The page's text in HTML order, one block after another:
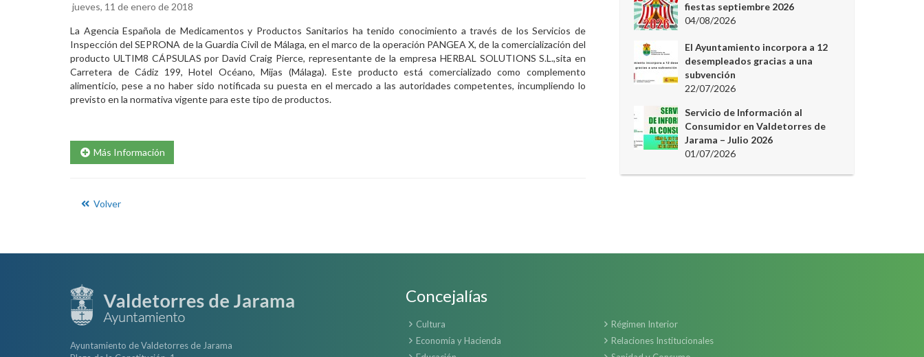
jueves, 11 de enero de 2018
La Agencia Española de Medicamentos y Productos Sanitarios ha tenido conocimiento a través de los Servicios de
Inspección del SEPRONA de la Guardia Civil de Málaga, en el marco de la operación PANGEA X, de la comercialización del
producto ULTIM8 CÁPSULAS por David Craig Pierce, representante de la empresa HERBAL SOLUTIONS S.L.,sita en
Carretera de Cádiz 199, Hotel Océano, Mijas (Málaga). Este producto está comercializado como complemento
alimenticio, pese a no haber sido notificada su puesta en el mercado a las autoridades competentes, incumpliendo lo
previsto en la normativa vigente para este tipo de productos.
Más Información
Volver
fiestas septiembre 2026
04/08/2026
El Ayuntamiento incorpora a 12
desempleados gracias a una
subvención
22/07/2026
Servicio de Información al
Consumidor en Valdetorres de
Jarama – Julio 2026
01/07/2026
Ayuntamiento de Valdetorres de Jarama
Concejalías
Cultura
Economía y Hacienda
Régimen Interior
Relaciones Institucionales